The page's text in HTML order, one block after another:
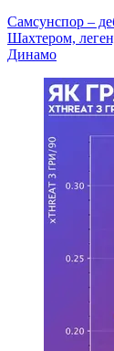
Самсунспор –
Шахтером,
Динамо